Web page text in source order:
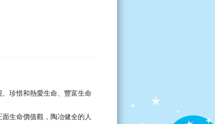
珍惜和熱愛生命、豐富生命
生命價值觀，陶冶健全的人